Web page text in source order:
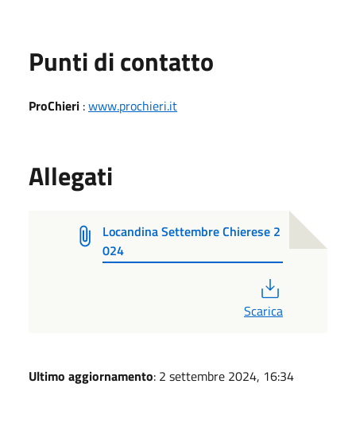
Punti di contatto
ProChieri :www.prochieri.it
Allegati
Locandina Settembre Chierese 2
024
Scarica
Ultimo aggiornamento: 2 settembre 2024, 16:34